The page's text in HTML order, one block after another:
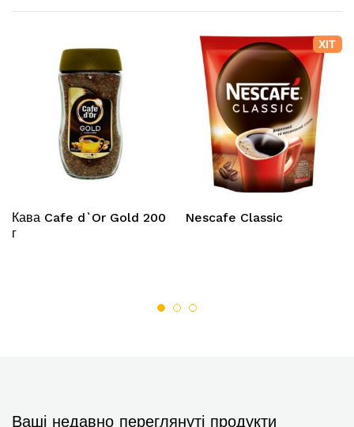
Кава Cafe d`Or Gold 200
г
ХІТ
Nescafe Classic
Ваші недавно переглянуті продукти